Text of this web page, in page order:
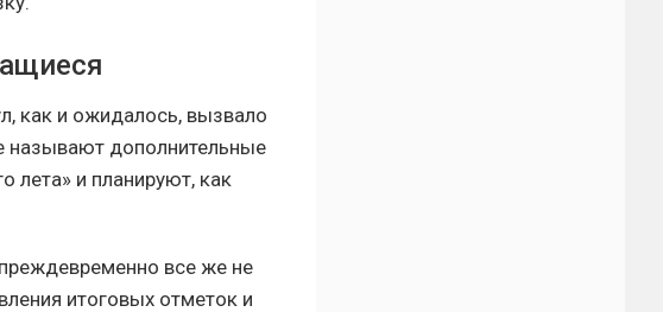
как и ожидалось, вызвало
называют дополнительные
лета» и планируют, как
все же не
итоговых отметок и